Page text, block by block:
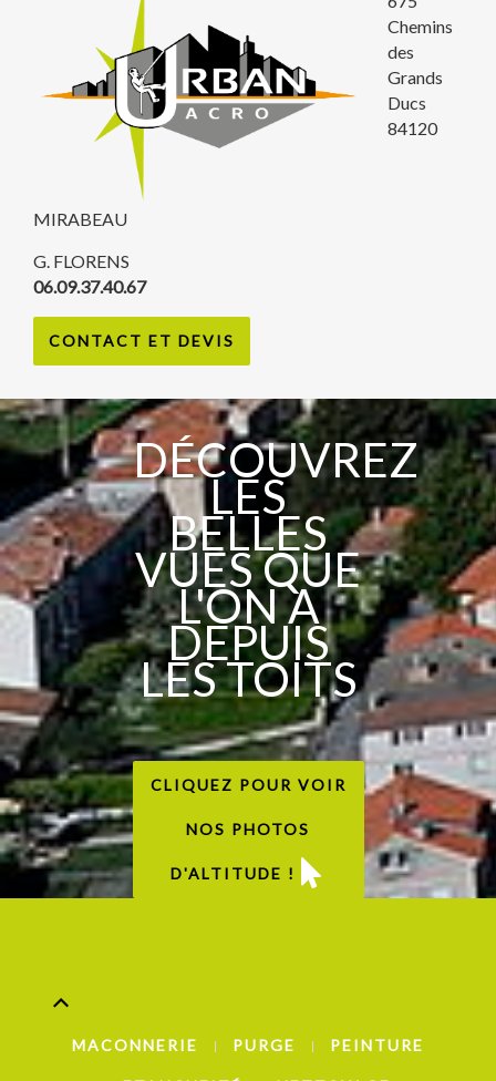
Chemins
des
Grands
Ducs
84120
MIRABEAU
G. FLORENS
06.09.37.40.67
CONTACT ET DEVIS
DÉCOUVREZ
LES
BELLES
VUES QUE
L'ON A
DEPUIS
LES TOITS
CLIQUEZ POUR VOIR
NOS PHOTOS
D'ALTITUDE !
MACONNERIE PURGE PEINTURE